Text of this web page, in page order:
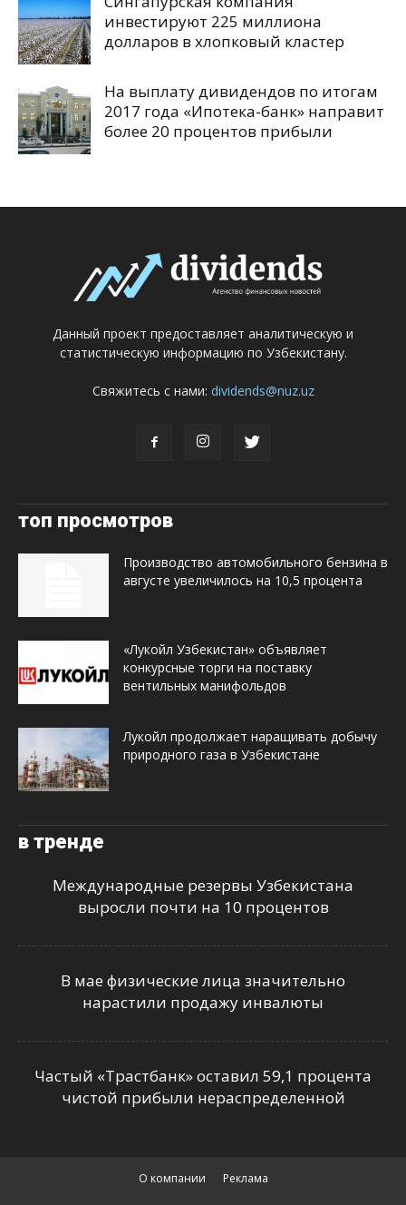
инвестируют 225 миллиона
долларов в хлопковый кластер
На выплату дивидендов по итогам
2017 года «Ипотека-банк» направит
более 20 процентов прибыли
Данный проект предоставляет аналитическую и
статистическую информацию по Узбекистану.
Свяжитесь с нами: dividends@nuz.uz
топ просмотров
Производство автомобильного бензина в
августе увеличилось на 10,5 процента
«Лукойл Узбекистан» объявляет
конкурсные торги на поставку
вентильных манифольдов
Лукойл продолжает наращивать добычу
природного газа в Узбекистане
в тренде
Международные резервы Узбекистана
выросли почти на 10 процентов
В мае физические лица значительно
нарастили продажу инвалюты
Частый «Трастбанк» оставил 59,1 процента
чистой прибыли нераспределенной
О компании Реклама